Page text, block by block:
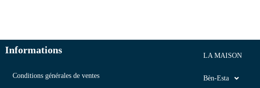
Informations
Conditions générales de ventes
LA MAISON
Bèn-Esta